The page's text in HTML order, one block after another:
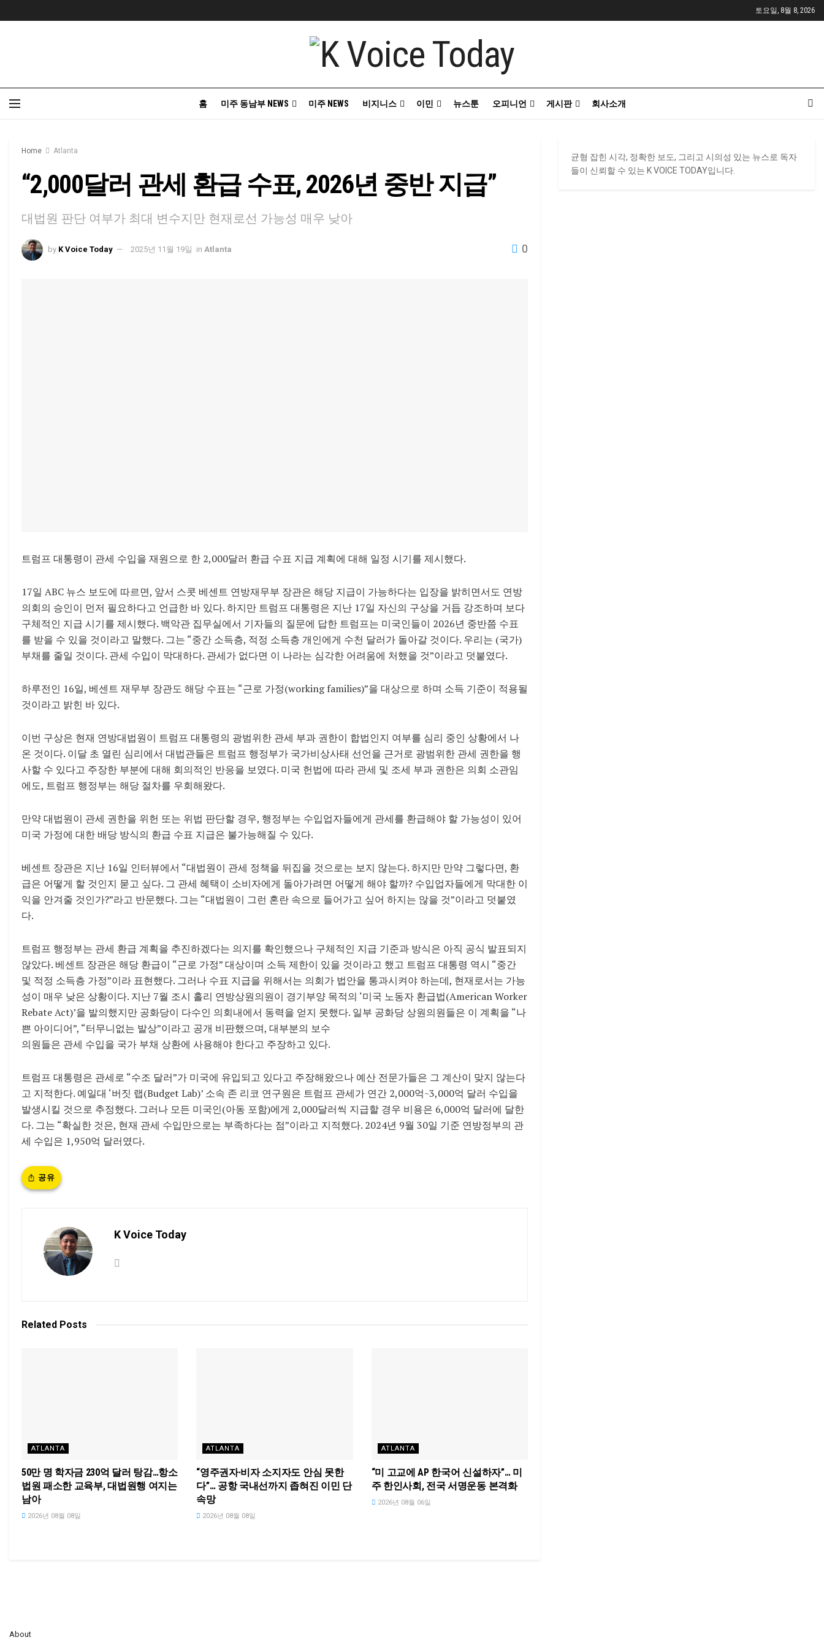
토요일, 8월 8, 2026
홈 미주 동남부 NEWS 미주 NEWS 비지니스 이민 뉴스툰 오피니언 게시판 회사소개
Home Atlanta
“2,000달러 관세 환급 수표, 2026년 중반 지급”
대법원 판단 여부가 최대 변수지만 현재로선 가능성 매우 낮아
by K Voice Today 2025년 11월 19일 in Atlanta 0
트럼프 대통령이 관세 수입을 재원으로 한 2,000달러 환급 수표 지급 계획에 대해 일정 시기를 제시했다.
17일 ABC 뉴스 보도에 따르면, 앞서 스콧 베센트 연방재무부 장관은 해당 지급이 가능하다는 입장을 밝히면서도 연방
의회의 승인이 먼저 필요하다고 언급한 바 있다. 하지만 트럼프 대통령은 지난 17일 자신의 구상을 거듭 강조하며 보다
구체적인 지급 시기를 제시했다. 백악관 집무실에서 기자들의 질문에 답한 트럼프는 미국인들이 2026년 중반쯤 수표
를 받을 수 있을 것이라고 말했다. 그는 “중간 소득층, 적정 소득층 개인에게 수천 달러가 돌아갈 것이다. 우리는 (국가)
부채를 줄일 것이다. 관세 수입이 막대하다. 관세가 없다면 이 나라는 심각한 어려움에 처했을 것”이라고 덧붙였다.
하루전인 16일, 베센트 재무부 장관도 해당 수표는 “근로 가정(working families)”을 대상으로 하며 소득 기준이 적용될
것이라고 밝힌 바 있다.
이번 구상은 현재 연방대법원이 트럼프 대통령의 광범위한 관세 부과 권한이 합법인지 여부를 심리 중인 상황에서 나
온 것이다. 이달 초 열린 심리에서 대법관들은 트럼프 행정부가 국가비상사태 선언을 근거로 광범위한 관세 권한을 행
사할 수 있다고 주장한 부분에 대해 회의적인 반응을 보였다. 미국 헌법에 따라 관세 및 조세 부과 권한은 의회 소관임
에도, 트럼프 행정부는 해당 절차를 우회해왔다.
만약 대법원이 관세 권한을 위헌 또는 위법 판단할 경우, 행정부는 수입업자들에게 관세를 환급해야 할 가능성이 있어
미국 가정에 대한 배당 방식의 환급 수표 지급은 불가능해질 수 있다.
베센트 장관은 지난 16일 인터뷰에서 “대법원이 관세 정책을 뒤집을 것으로는 보지 않는다. 하지만 만약 그렇다면, 환
급은 어떻게 할 것인지 묻고 싶다. 그 관세 혜택이 소비자에게 돌아가려면 어떻게 해야 할까? 수입업자들에게 막대한 이
익을 안겨줄 것인가?”라고 반문했다. 그는 “대법원이 그런 혼란 속으로 들어가고 싶어 하지는 않을 것”이라고 덧붙였
다.
트럼프 행정부는 관세 환급 계획을 추진하겠다는 의지를 확인했으나 구체적인 지급 기준과 방식은 아직 공식 발표되지
않았다. 베센트 장관은 해당 환급이 “근로 가정” 대상이며 소득 제한이 있을 것이라고 했고 트럼프 대통령 역시 “중간
및 적정 소득층 가정”이라 표현했다. 그러나 수표 지급을 위해서는 의회가 법안을 통과시켜야 하는데, 현재로서는 가능
성이 매우 낮은 상황이다. 지난 7월 조시 홀리 연방상원의원이 경기부양 목적의 ‘미국 노동자 환급법(American Worker
Rebate Act)’을 발의했지만 공화당이 다수인 의회내에서 동력을 얻지 못했다. 일부 공화당 상원의원들은 이 계획을 “나
쁜 아이디어”, “터무니없는 발상”이라고 공개 비판했으며, 대부분의 보수
의원들은 관세 수입을 국가 부채 상환에 사용해야 한다고 주장하고 있다.
트럼프 대통령은 관세로 “수조 달러”가 미국에 유입되고 있다고 주장해왔으나 예산 전문가들은 그 계산이 맞지 않는다
고 지적한다. 예일대 ‘버짓 랩(Budget Lab)’ 소속 존 리코 연구원은 트럼프 관세가 연간 2,000억~3,000억 달러 수입을
발생시킬 것으로 추정했다. 그러나 모든 미국인(아동 포함)에게 2,000달러씩 지급할 경우 비용은 6,000억 달러에 달한
다. 그는 “확실한 것은, 현재 관세 수입만으로는 부족하다는 점”이라고 지적했다. 2024년 9월 30일 기준 연방정부의 관
세 수입은 1,950억 달러였다.
공유
K Voice Today
Related Posts
ATLANTA
50만 명 학자금 230억 달러 탕감…항소
법원 패소한 교육부, 대법원행 여지는
남아
2026년 08월 08일
ATLANTA
“영주권자·비자 소지자도 안심 못한
다”… 공항 국내선까지 좁혀진 이민 단
속망
2026년 08월 08일
ATLANTA
“미 고교에 AP 한국어 신설하자”… 미
주 한인사회, 전국 서명운동 본격화
2026년 08월 06일
균형 잡힌 시각, 정확한 보도, 그리고 시의성 있는 뉴스로 독자
들이 신뢰할 수 있는 K VOICE TODAY입니다.
About